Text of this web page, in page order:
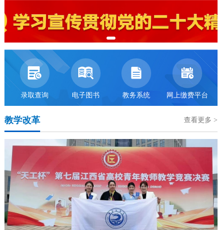

录取查询

电子图书

教务系统

网上缴费平台
教学改革 查看更多 >